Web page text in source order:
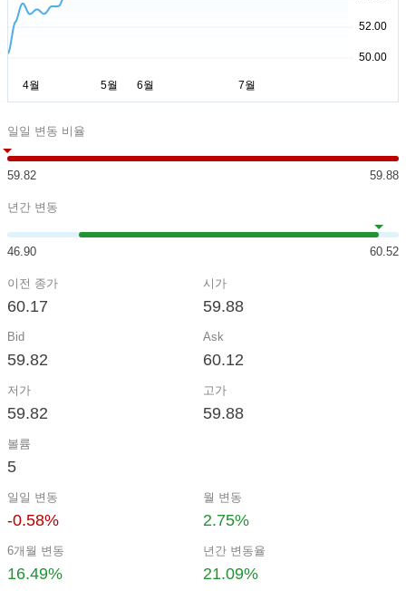
일일 변동 비율
59.82 59.88
년간 변동
46.90 60.52
이전 종가
60.17
시가
59.88
Bid
59.82
Ask
60.12
저가
59.82
고가
59.88
볼륨
5
일일 변동
-0.58%
월 변동
2.75%
6개월 변동
16.49%
년간 변동율
21.09%